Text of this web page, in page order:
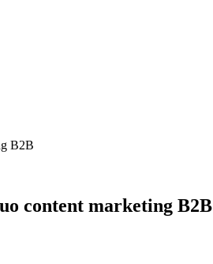
B2B
content marketing B2B